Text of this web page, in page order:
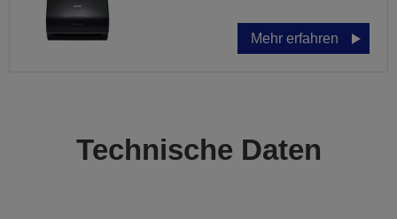
Mehr erfahren
Technische Daten